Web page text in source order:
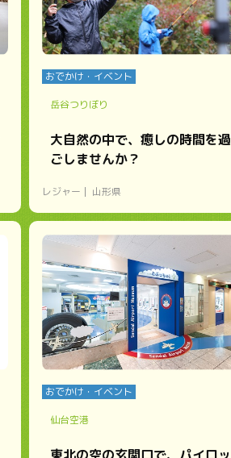
おでかけ・イベント
岳谷つりぼり
大自然の中で、癒しの時間を過
ごしませんか？
レジャー 山形県
おでかけ・イベント
仙台空港
東北の空の玄関口で、パイロッ